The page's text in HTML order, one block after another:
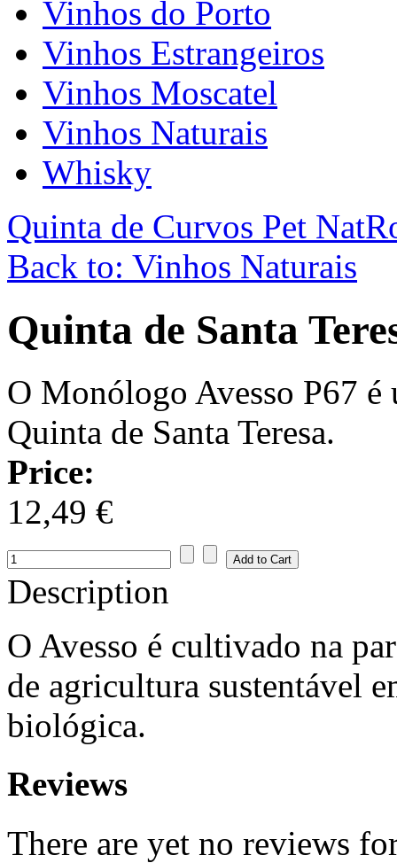
Vinhos do Porto
Vinhos Estrangeiros
Vinhos Moscatel
Vinhos Naturais
Whisky
Quinta de Curvos Pet Nat
Back to: Vinhos Naturais
Quinta de Santa
O Monólogo Avesso P67 é
Quinta de Santa Teresa.
Price:
12,49 €
Description
O Avesso é cultivado na
de agricultura sustentável
biológica.
Reviews
There are yet no reviews